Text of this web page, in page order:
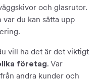
och glasrutor.
du kan sätta upp
vill ha det är det viktigt
företag. Var
andra kunder och